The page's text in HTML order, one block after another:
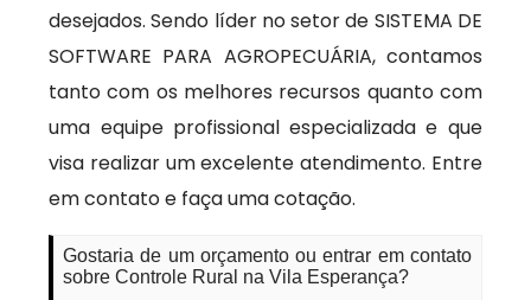
desejados. Sendo líder no setor de SISTEMA DE
SOFTWARE PARA AGROPECUÁRIA, contamos
tanto com os melhores recursos quanto com
uma equipe profissional especializada e que
visa realizar um excelente atendimento. Entre
em contato e faça uma cotação.
Gostaria de um orçamento ou entrar em contato
sobre Controle Rural na Vila Esperança?